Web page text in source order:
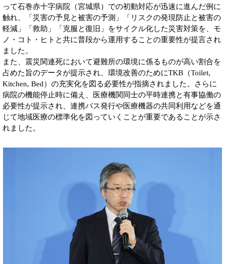
って石巻赤十字病院（宮城県）での初動対応が迅速に進んだ例に
触れ、「災害の予見と被害の予測」「リスクの発現防止と被害の
軽減」「救助」「克服と復旧」をサイクル化した災害対策を、モ
ノ・コト・ヒトと共に普段から運用することの重要性が提言され
ました。
また、震災関連死において避難所の環境に係るものが高い割合を
占めた旨のデータが提示され、環境改善のためにTKB（Toilet,
Kitchen, Bed）の充実化を図る必要性が指摘されました。さらに
病院の機能停止時に備え、医療機関同士の平時連携と有事協働の
必要性が提示され、連携パス発行や医療機器の共同利用などを通
じて地域医療の標準化を図っていくことが重要であることが示さ
れました。